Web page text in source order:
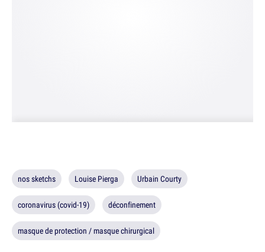
nos sketchs Louise Pierga Urbain Courty
coronavirus (covid-19) déconfinement
masque de protection / masque chirurgical